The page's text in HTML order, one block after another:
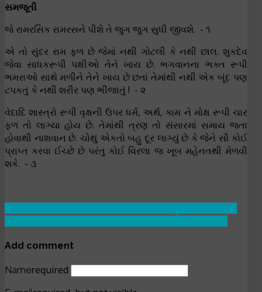
સમજૂતી
જે રામરસિક રામરસને પીશે તે જુગ જુગ સુધી જીવશે. - ૧
એ તો સુંદર રામ ફળ છે જેમાં નથી ગોટલી કે નથી છાલ. શુકદેવ
જેવા સાધકરૂપી પક્ષીઓ તેને ખાય છે. ભગવાનના ભક્ત રૂપી
ભમરાઓ સાથે મળીને તેને ખાય છે છતાં તેમાંથી નથી એક બૂંદ પણ
ટપકતું કે નથી શરીર પણ ભીંજાતું ! - ૨
વેદાદિ શાસ્ત્રો રૂપી વૃક્ષની ઉપર ધર્મ, અર્થ, કામ ને મોક્ષ રૂપી ચાર
ફળ તો લાગ્યા હોય છે. તેમાંથી ત્રણ તો સંસારમાં સમાય જતા
હોવાથી નાશવાન છે. ચોથું એકતો બહુ દૂર લાગ્યું છે કે જેને સૌ કોઈ
પ્રાપ્ત કરવા ઈચ્છે છે પરંતુ કોઈ વિરલા જ ખૂબ મહેનતથી મેળવી
શકે. - ૩
Add comment
Namerequired